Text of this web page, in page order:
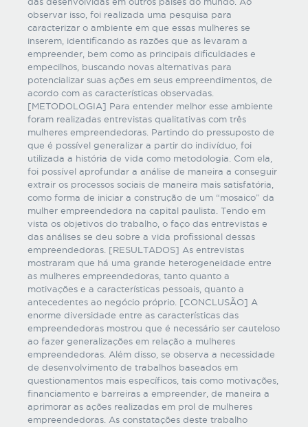
observar isso, foi realizada uma pesquisa para
caracterizar o ambiente em que essas mulheres se
inserem, identificando as razões que as levaram a
empreender, bem como as principais dificuldades e
empecilhos, buscando novas alternativas para
potencializar suas ações em seus empreendimentos, de
acordo com as características observadas.
[METODOLOGIA] Para entender melhor esse ambiente
foram realizadas entrevistas qualitativas com três
mulheres empreendedoras. Partindo do pressuposto de
que é possível generalizar a partir do indivíduo, foi
utilizada a história de vida como metodologia. Com ela,
foi possível aprofundar a análise de maneira a conseguir
extrair os processos sociais de maneira mais satisfatória,
como forma de iniciar a construção de um “mosaico” da
mulher empreendedora na capital paulista. Tendo em
vista os objetivos do trabalho, o faço das entrevistas e
das análises se deu sobre a vida profissional dessas
empreendedoras. [RESULTADOS] As entrevistas
mostraram que há uma grande heterogeneidade entre
as mulheres empreendedoras, tanto quanto a
motivações e a características pessoais, quanto a
antecedentes ao negócio próprio. [CONCLUSÃO] A
enorme diversidade entre as características das
empreendedoras mostrou que é necessário ser cauteloso
ao fazer generalizações em relação a mulheres
empreendedoras. Além disso, se observa a necessidade
de desenvolvimento de trabalhos baseados em
questionamentos mais específicos, tais como motivações,
financiamento e barreiras a empreender, de maneira a
aprimorar as ações realizadas em prol de mulheres
empreendedoras. As constatações deste trabalho